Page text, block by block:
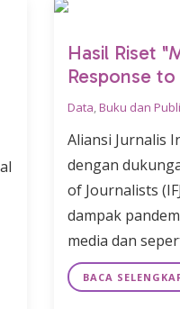
Hasil Riset
Response
Data,Buku dan
Aliansi Jurnalis
dengan
of Journalists
dampak
media dan
BACA